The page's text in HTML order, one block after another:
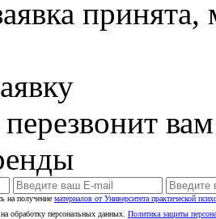
на получение материалов от Университета практической
обработку персональных данных. Политика защиты